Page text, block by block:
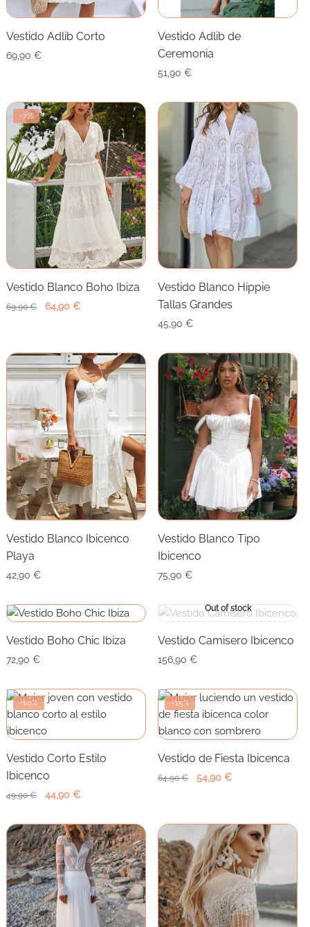
Vestido Adlib Corto
69,90 €
Vestido Adlib de
Ceremonia
51,90€
-7%
Vestido Blanco Boho Ibiza
69,90€
El
era:
69,90 €.
64,90 €El
es:
64,90 €.
Vestido Blanco Hippie
Tallas Grandes
45,90€
Vestido Blanco Ibicenco
Playa
42,90 €
Vestido Blanco Tipo
Ibicenco
75,90€
Vestido Boho Chic Ibiza
72,90 €
Out of stock
Vestido Camisero Ibicenco
156,90€
-10%
Vestido Corto Estilo
Ibicenco
49,90€
El
original
era:
49,90 €.
44,90 €El
actual
es:
44,90 €.
-15%
Vestido de Fiesta Ibicenca
64,90€
El
era:
64,90 €.
54,90€El
es:
54,90 €.